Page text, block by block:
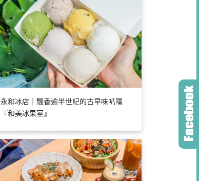
永和冰店｜飄香逾半世紀的古早味叭噗
『和美冰果室』